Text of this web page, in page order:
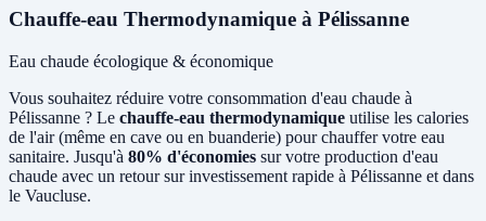
Chauffe-eau Thermodynamique à Pélissanne
Eau chaude écologique & économique
Vous souhaitez réduire votre consommation d'eau chaude à
Pélissanne ? Le chauffe-eau thermodynamique utilise les calories
de l'air (même en cave ou en buanderie) pour chauffer votre eau
sanitaire. Jusqu'à 80% d'économies sur votre production d'eau
chaude avec un retour sur investissement rapide à Pélissanne et dans
le Vaucluse.